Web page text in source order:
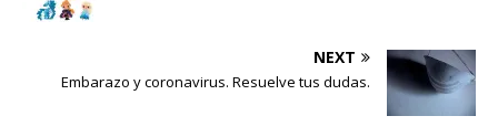
NEXT
Embarazo y coronavirus. Resuelve tus dudas.